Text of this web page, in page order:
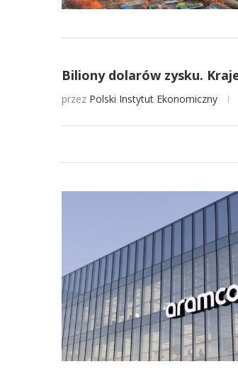
Biliony dolarów zysku.
przez Polski Instytut Ekonomiczny